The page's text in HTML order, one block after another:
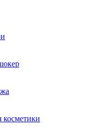
косметики